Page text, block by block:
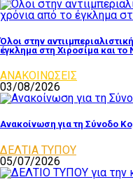
Όλοι στην
έγκλημα στη Χιροσίμα και το
ΑΝΑΚΟΙΝΩΣΕΙΣ
03/08/2026
Ανακοίνωση για τη Σύνοδο
ΔΕΛΤΙΑ ΤΥΠΟΥ
05/07/2026